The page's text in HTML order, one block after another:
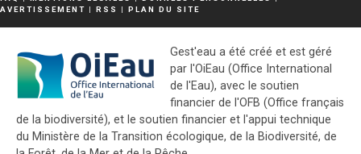
AVERTISSEMENT | RSS | PLAN DU SITE
Gest'eau a été créé et est géré
par l'OiEau (Office International
de l'Eau), avec le soutien
financier de l'OFB (Office français
de la biodiversité), et le soutien financier et l'appui technique
du Ministère de la Transition écologique, de la Biodiversité, de